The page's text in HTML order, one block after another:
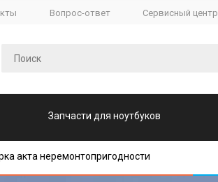
Вопрос-ответ Сервисный центр
Запчасти для ноутбуков
акта неремонтопригодности